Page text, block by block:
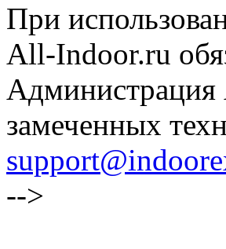
При
All-Indoor.ru
Администрация
замеченных
-->